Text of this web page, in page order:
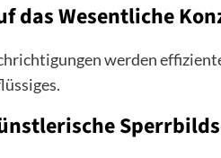
das Wesentliche
werden